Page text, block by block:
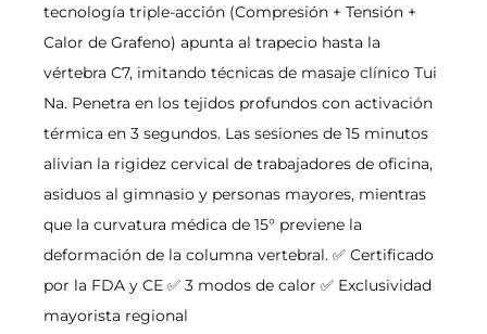
tecnología triple-acción (Compresión + Tensión +
Calor de Grafeno) apunta al trapecio hasta la
vértebra C7, imitando técnicas de masaje clínico Tui
Na. Penetra en los tejidos profundos con activación
térmica en 3 segundos. Las sesiones de 15 minutos
alivian la rigidez cervical de trabajadores de oficina,
asiduos al gimnasio y personas mayores, mientras
que la curvatura médica de 15° previene la
deformación de la columna vertebral. ✅ Certificado
por la FDA y CE ✅ 3 modos de calor ✅ Exclusividad
mayorista regional